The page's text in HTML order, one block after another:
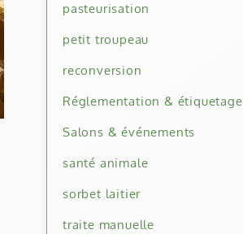
pasteurisation
petit troupeau
reconversion
Réglementation & étiquetage
Salons & événements
santé animale
sorbet laitier
traite manuelle